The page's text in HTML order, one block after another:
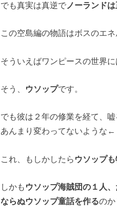
でも真実は真逆で ノーランド
この空島編の物語はボスのエ
そういえばワンピースの世界
そう、 ウソップです。
でも彼は２年の修業を経て、
あんまり変わってないような←
これ、もしかしたら ウソップ
しかも ウソップ海賊団の１人
ならぬウソップ童話を作るのか